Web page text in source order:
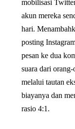
mobilisasi
akun mereka
hari.
posting
pesan ke dua
suara dari
melalui tautan
biayanya dan
rasio 4:1.